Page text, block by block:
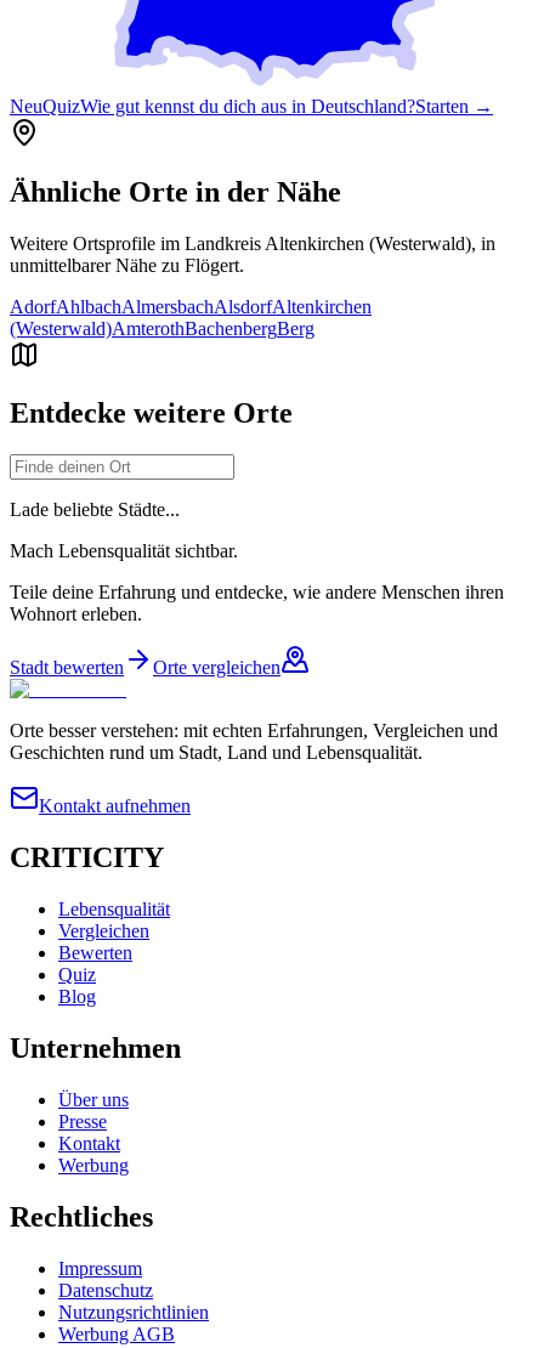
NeuQuizWie gut kennst du dich aus in Deutschland?Starten →
Ähnliche Orte in der Nähe
Weitere Ortsprofile im Landkreis Altenkirchen (Westerwald), in
unmittelbarer Nähe zu Flögert.
AdorfAhlbachAlmersbachAlsdorfAltenkirchen
(Westerwald)AmterothBachenbergBerg
Entdecke weitere Orte
Lade beliebte Städte...
Mach Lebensqualität sichtbar.
Teile deine Erfahrung und entdecke, wie andere Menschen ihren
Wohnort erleben.
Stadt bewerten Orte vergleichen
Orte besser verstehen: mit echten Erfahrungen, Vergleichen und
Geschichten rund um Stadt, Land und Lebensqualität.
Kontakt aufnehmen
CRITICITY
Lebensqualität
Vergleichen
Bewerten
Quiz
Blog
Unternehmen
Über uns
Presse
Kontakt
Werbung
Rechtliches
Impressum
Datenschutz
Nutzungsrichtlinien
Werbung AGB